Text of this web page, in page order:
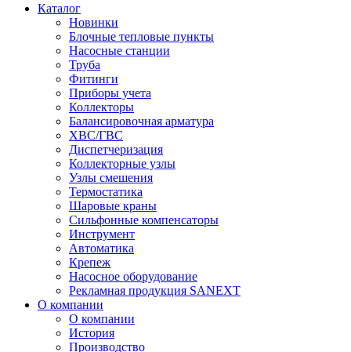
Каталог
Новинки
Блочные тепловые пункты
Насосные станции
Труба
Фитинги
Приборы учета
Коллекторы
Балансировочная арматура
ХВС/ГВС
Диспетчеризация
Коллекторные узлы
Узлы смешения
Термостатика
Шаровые краны
Сильфонные компенсаторы
Инструмент
Автоматика
Крепеж
Насосное оборудование
Рекламная продукция SANEXT
О компании
О компании
История
Производство